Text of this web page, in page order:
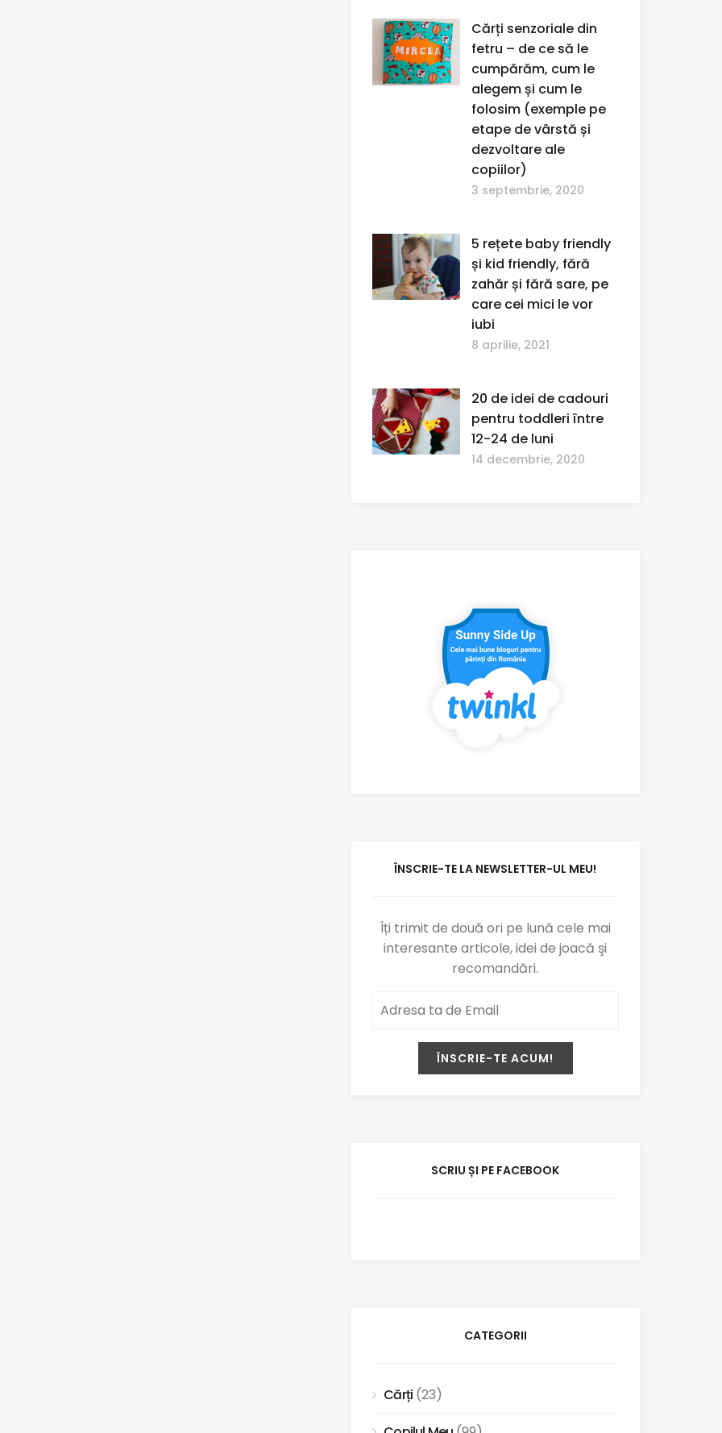
Cărți senzoriale din
fetru – de ce să le
cumpărăm, cum le
alegem și cum le
folosim (exemple pe
etape de vârstă și
dezvoltare ale
copiilor)
3 septembrie, 2020
5 rețete baby friendly
și kid friendly, fără
zahăr și fără sare, pe
care cei mici le vor
iubi
8 aprilie, 2021
20 de idei de cadouri
pentru toddleri între
12-24 de luni
14 decembrie, 2020
ÎNSCRIE-TE LA NEWSLETTER-UL MEU!
Îți trimit de două ori pe lună cele mai
interesante articole, idei de joacă şi
recomandări.
SCRIU ȘI PE FACEBOOK
CATEGORII
Cărți (23)